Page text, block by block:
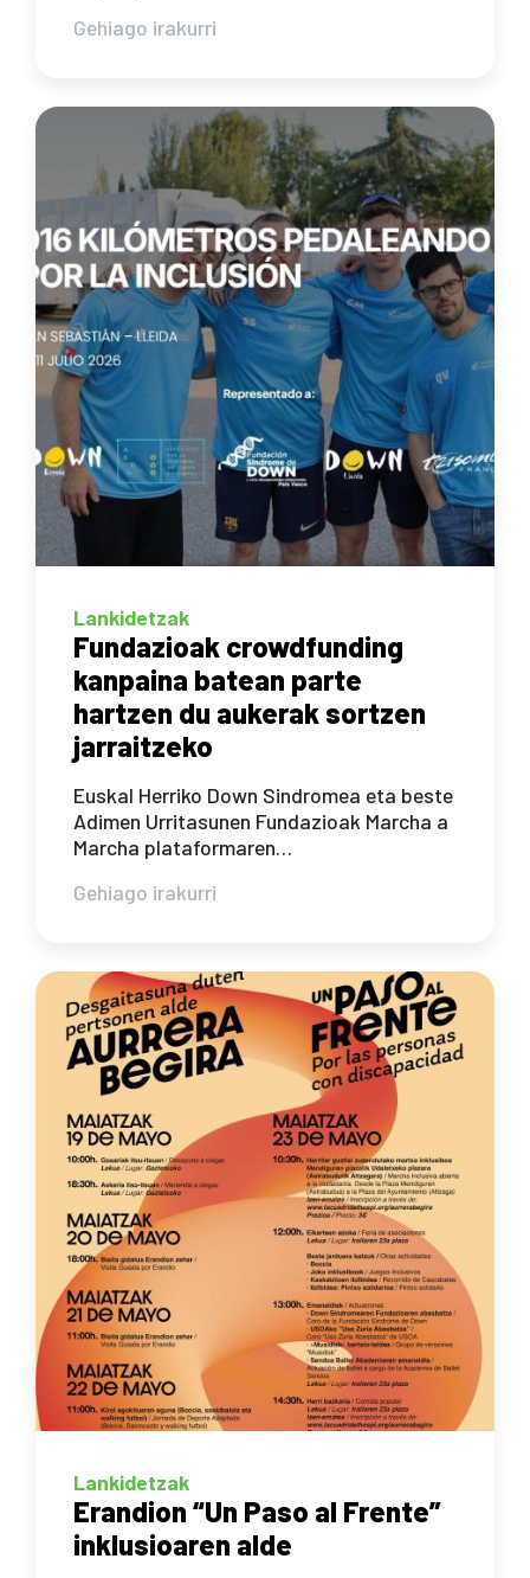
Gehiago irakurri
Lankidetzak
Fundazioak crowdfunding
kanpaina batean parte
hartzen du aukerak sortzen
jarraitzeko
Euskal Herriko Down Sindromea eta beste
Adimen Urritasunen Fundazioak Marcha a
Marcha plataformaren…
Gehiago irakurri
Lankidetzak
Erandion “Un Paso al Frente”
inklusioaren alde